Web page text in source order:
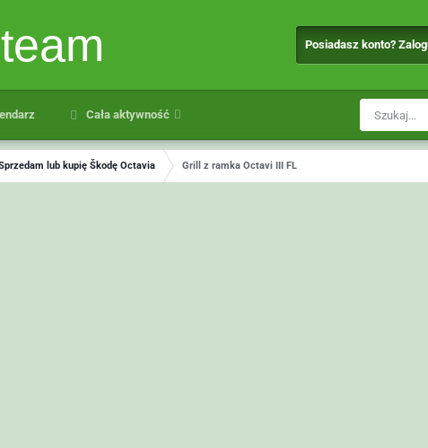
Posiadasz konto?
Cała aktywność
lub kupię Škodę Octavia Grill z ramka Octavi III FL